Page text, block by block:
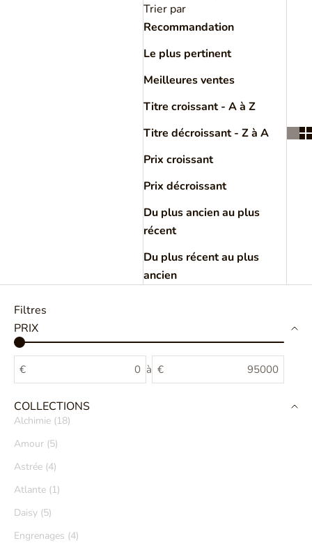
Trier par
Recommandation
Le plus pertinent
Meilleures ventes
Titre croissant - A à Z
Titre décroissant - Z à A
Prix croissant
Prix décroissant
Du plus ancien au plus
récent
Du plus récent au plus
ancien
Filtres
PRIX
€ à €
COLLECTIONS
Alchimie (18)
Amour (5)
Astrée (4)
Atlante (1)
Daisy (5)
Engrenages (4)